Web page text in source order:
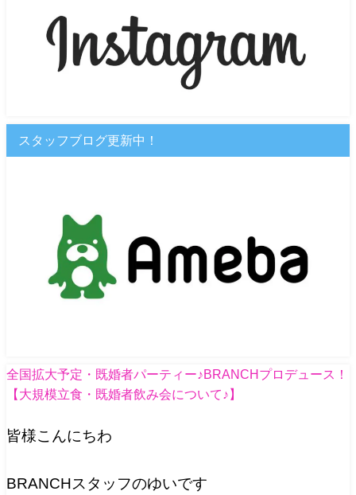
スタッフブログ更新中！
全国拡大予定・既婚者パーティー♪BRANCHプロデュース！
【大規模立食・既婚者飲み会について♪】
皆様こんにちわ
BRANCHスタッフのゆいです